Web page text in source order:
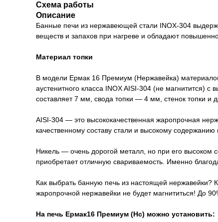
Схема работы
Описание
Банные печи из нержавеющей стали INOX-304
веществ и запахов при нагреве и обладают
Материал топки
В модели Ермак 16 Премиум (Нержавейка)
аустенитного класса INOX AISI-304 (не магнитится)
составляет 7 мм, свода топки — 4 мм, стенок топки
AISI-304 — это высококачественная жаропрочная
качественному составу стали и высокому содержанию
Никель — очень дорогой металл, но при его высоком
приобретает отличную свариваемость. Именно
Как выбрать банную печь из настоящей нержавейки?
жаропрочной нержавейки не будет магнититься! До
На печь Ермак16 Премиум (Нс) можно установить: